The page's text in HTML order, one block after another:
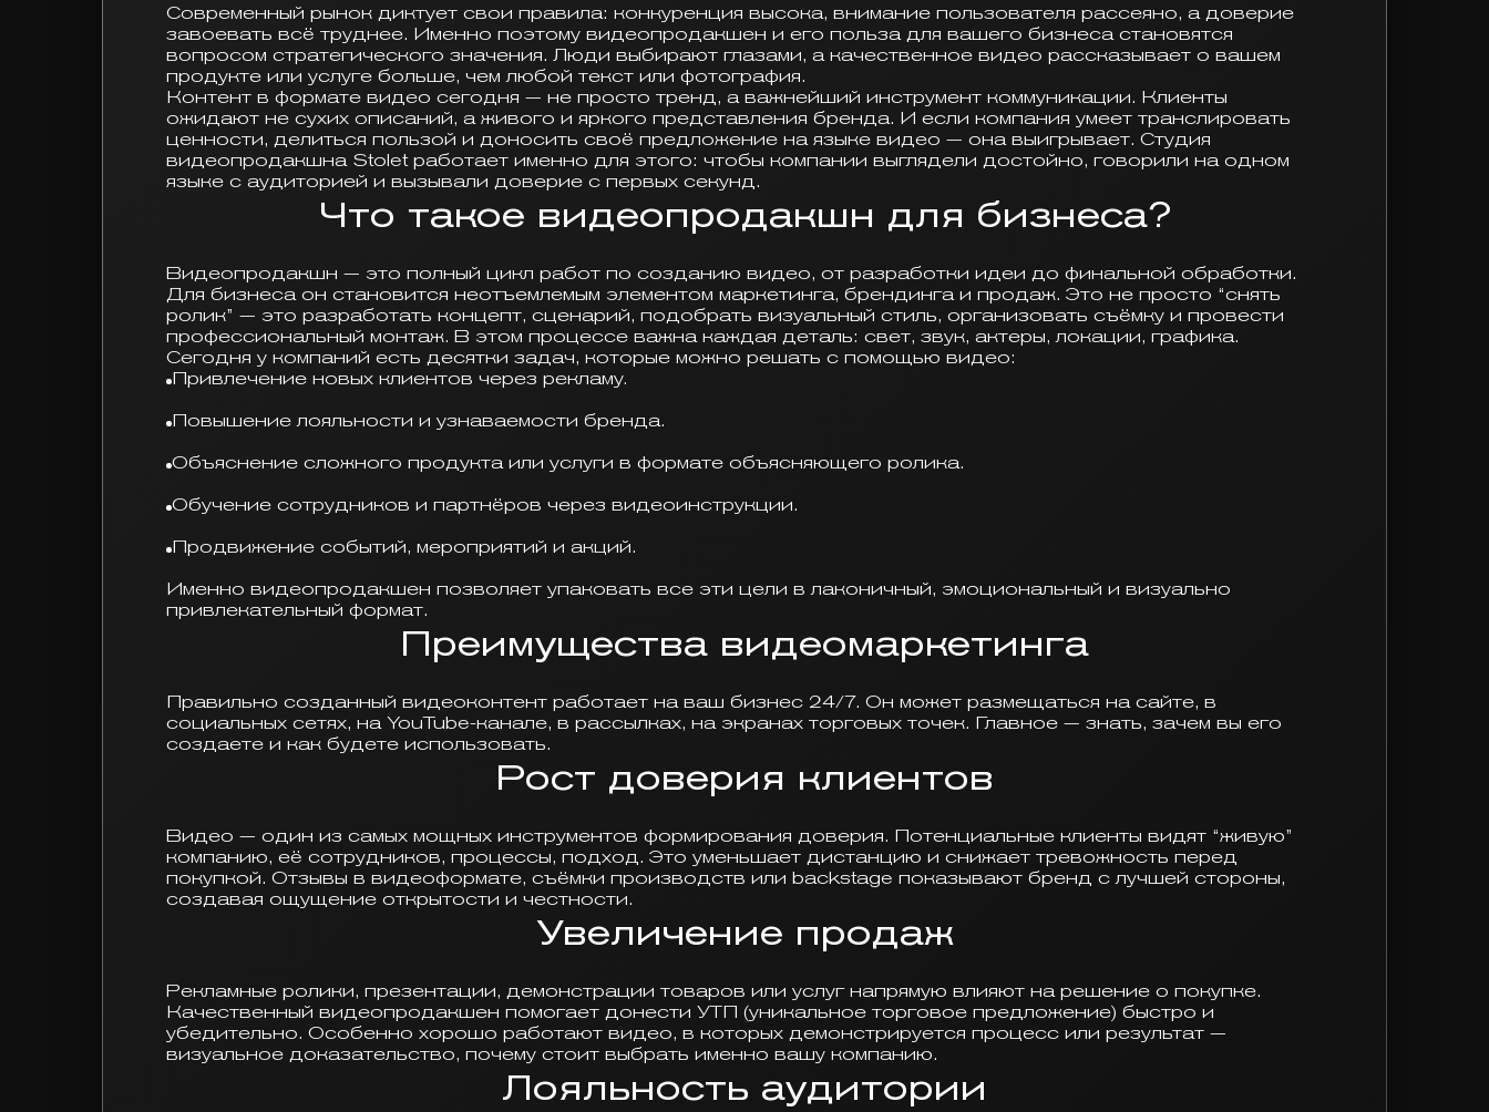
Современный рынок диктует свои правила: конкуренция высока, внимание пользователя рассеяно, а доверие
завоевать всё труднее. Именно поэтому видеопродакшен и его польза для вашего бизнеса становятся
вопросом стратегического значения. Люди выбирают глазами, а качественное видео рассказывает о вашем
продукте или услуге больше, чем любой текст или фотография.
Контент в формате видео сегодня — не просто тренд, а важнейший инструмент коммуникации. Клиенты
ожидают не сухих описаний, а живого и яркого представления бренда. И если компания умеет транслировать
ценности, делиться пользой и доносить своё предложение на языке видео — она выигрывает. Студия
видеопродакшна Stolet работает именно для этого: чтобы компании выглядели достойно, говорили на одном
языке с аудиторией и вызывали доверие с первых секунд.
Что такое видеопродакшн для бизнеса?
Видеопродакшн — это полный цикл работ по созданию видео, от разработки идеи до финальной обработки.
Для бизнеса он становится неотъемлемым элементом маркетинга, брендинга и продаж. Это не просто “снять
ролик” — это разработать концепт, сценарий, подобрать визуальный стиль, организовать съёмку и провести
профессиональный монтаж. В этом процессе важна каждая деталь: свет, звук, актеры, локации, графика.
Сегодня у компаний есть десятки задач, которые можно решать с помощью видео:
Привлечение новых клиентов через рекламу.
Повышение лояльности и узнаваемости бренда.
Объяснение сложного продукта или услуги в формате объясняющего ролика.
Обучение сотрудников и партнёров через видеоинструкции.
Продвижение событий, мероприятий и акций.
Именно видеопродакшен позволяет упаковать все эти цели в лаконичный, эмоциональный и визуально
привлекательный формат.
Преимущества видеомаркетинга
Правильно созданный видеоконтент работает на ваш бизнес 24/7. Он может размещаться на сайте, в
социальных сетях, на YouTube-канале, в рассылках, на экранах торговых точек. Главное — знать, зачем вы его
создаете и как будете использовать.
Рост доверия клиентов
Видео — один из самых мощных инструментов формирования доверия. Потенциальные клиенты видят “живую”
компанию, её сотрудников, процессы, подход. Это уменьшает дистанцию и снижает тревожность перед
покупкой. Отзывы в видеоформате, съёмки производств или backstage показывают бренд с лучшей стороны,
создавая ощущение открытости и честности.
Увеличение продаж
Рекламные ролики, презентации, демонстрации товаров или услуг напрямую влияют на решение о покупке.
Качественный видеопродакшен помогает донести УТП (уникальное торговое предложение) быстро и
убедительно. Особенно хорошо работают видео, в которых демонстрируется процесс или результат —
визуальное доказательство, почему стоит выбрать именно вашу компанию.
Лояльность аудитории